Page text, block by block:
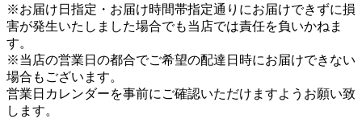
※お届け日指定・お届け時間帯指定通りにお届けできずに損
害が発生いたしました場合でも当店では責任を負いかねま
す。
※当店の営業日の都合でご希望の配達日時にお届けできない
場合もございます。
営業日カレンダーを事前にご確認いただけますようお願い致
します。